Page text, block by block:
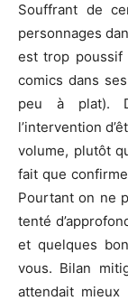
Souffrant de
personnages
est trop poussif
comics dans
peu à plat).
l’intervention
volume, plutôt
fait que
Pourtant on ne
tenté
et quelques
vous. Bilan
attendait